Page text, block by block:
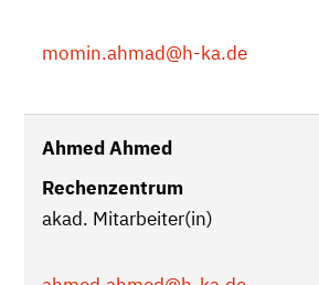
momin.ahmad@h-ka.de
Ahmed Ahmed
Rechenzentrum
akad. Mitarbeiter(in)